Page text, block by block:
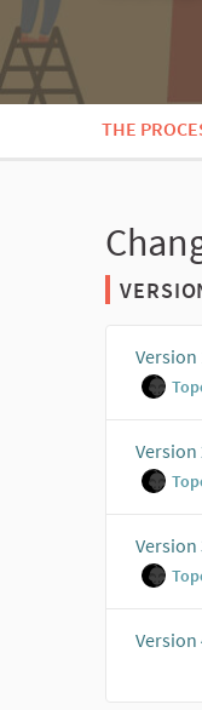
THE
Version
Version
Version
Version